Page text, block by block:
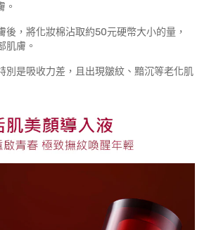
。
後，將化妝棉沾取約50元硬幣大小的量，
肌膚。
別是吸收力差，且出現皺紋、黯沉等老化肌